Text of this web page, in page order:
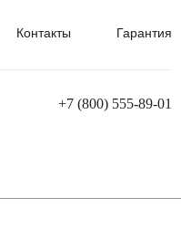
Контакты Гарантия
+7 (800) 555-89-01